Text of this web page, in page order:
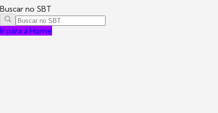
Buscar no SBT
Ir para a Home